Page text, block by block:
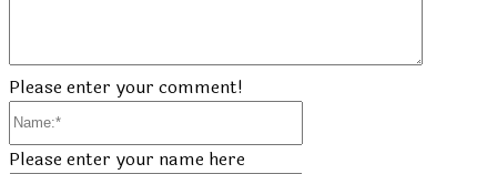
Please enter your comment!
Please enter your name here